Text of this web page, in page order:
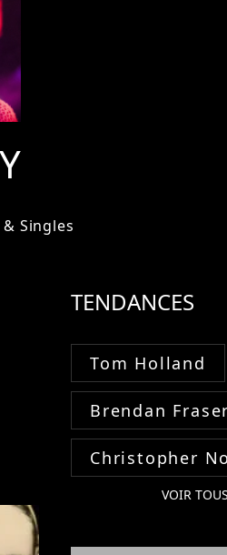
Singles
TENDANCES
Tom Holland
Brendan Fraser
Christopher
VOIR